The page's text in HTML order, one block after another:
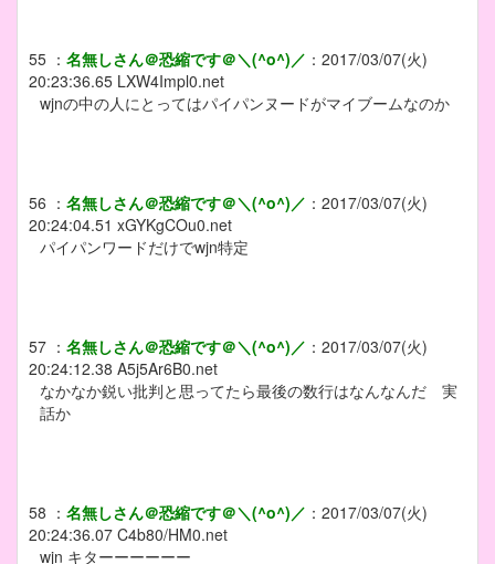
55 ： 名無しさん＠恐縮です＠＼(^o^)／ ： 2017/03/07(火)
20:23:36.65 LXW4Impl0.net
wjnの中の人にとってはパイパンヌードがマイブームなのか
56 ： 名無しさん＠恐縮です＠＼(^o^)／ ： 2017/03/07(火)
20:24:04.51 xGYKgCOu0.net
パイパンワードだけでwjn特定
57 ： 名無しさん＠恐縮です＠＼(^o^)／ ： 2017/03/07(火)
20:24:12.38 A5j5Ar6B0.net
なかなか鋭い批判と思ってたら最後の数行はなんなんだ 実
話か
58 ： 名無しさん＠恐縮です＠＼(^o^)／ ： 2017/03/07(火)
20:24:36.07 C4b80/HM0.net
wjn キターーーーーー